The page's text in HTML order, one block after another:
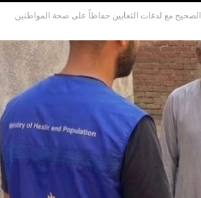
مع لدغات الثعابين حفاظاً على صحة المواطنين